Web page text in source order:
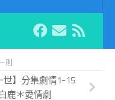
則
世】分集劇情1-15
鹿＊愛情劇